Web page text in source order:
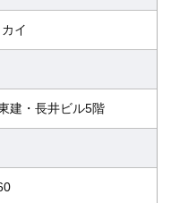
イ
建・長井ビル5階